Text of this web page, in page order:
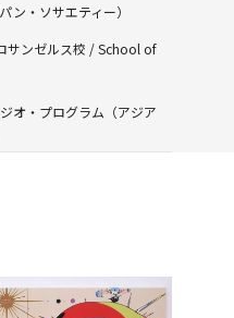
ン・ソサエティー）
サンゼルス校 / School of
オ・プログラム（アジア